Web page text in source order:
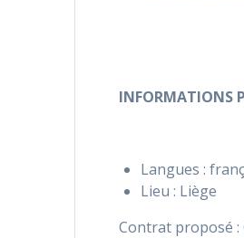
INFORMATIONS
Langues :
Lieu : Liège
Contrat proposé :